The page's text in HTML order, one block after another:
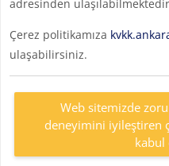
adresinden
Çerez politikamıza
ulaşabilirsiniz.
Web sitemizde
deneyimini iyileştiren
kabul